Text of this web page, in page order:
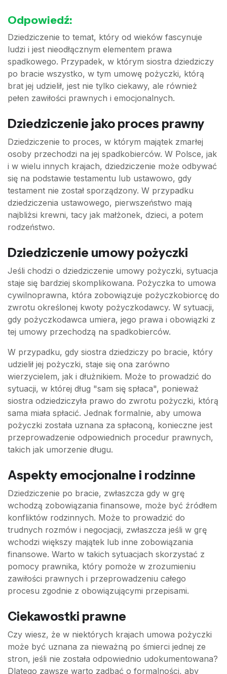
Odpowiedź:
Dziedziczenie to temat, który od wieków fascynuje
ludzi i jest nieodłącznym elementem prawa
spadkowego. Przypadek, w którym siostra dziedziczy
po bracie wszystko, w tym umowę pożyczki, którą
brat jej udzielił, jest nie tylko ciekawy, ale również
pełen zawiłości prawnych i emocjonalnych.
Dziedziczenie jako proces prawny
Dziedziczenie to proces, w którym majątek zmarłej
osoby przechodzi na jej spadkobierców. W Polsce, jak
i w wielu innych krajach, dziedziczenie może odbywać
się na podstawie testamentu lub ustawowo, gdy
testament nie został sporządzony. W przypadku
dziedziczenia ustawowego, pierwszeństwo mają
najbliżsi krewni, tacy jak małżonek, dzieci, a potem
rodzeństwo.
Dziedziczenie umowy pożyczki
Jeśli chodzi o dziedziczenie umowy pożyczki, sytuacja
staje się bardziej skomplikowana. Pożyczka to umowa
cywilnoprawna, która zobowiązuje pożyczkobiorcę do
zwrotu określonej kwoty pożyczkodawcy. W sytuacji,
gdy pożyczkodawca umiera, jego prawa i obowiązki z
tej umowy przechodzą na spadkobierców.
W przypadku, gdy siostra dziedziczy po bracie, który
udzielił jej pożyczki, staje się ona zarówno
wierzycielem, jak i dłużnikiem. Może to prowadzić do
sytuacji, w której dług "sam się spłaca", ponieważ
siostra odziedziczyła prawo do zwrotu pożyczki, którą
sama miała spłacić. Jednak formalnie, aby umowa
pożyczki została uznana za spłaconą, konieczne jest
przeprowadzenie odpowiednich procedur prawnych,
takich jak umorzenie długu.
Aspekty emocjonalne i rodzinne
Dziedziczenie po bracie, zwłaszcza gdy w grę
wchodzą zobowiązania finansowe, może być źródłem
konfliktów rodzinnych. Może to prowadzić do
trudnych rozmów i negocjacji, zwłaszcza jeśli w grę
wchodzi większy majątek lub inne zobowiązania
finansowe. Warto w takich sytuacjach skorzystać z
pomocy prawnika, który pomoże w zrozumieniu
zawiłości prawnych i przeprowadzeniu całego
procesu zgodnie z obowiązującymi przepisami.
Ciekawostki prawne
Czy wiesz, że w niektórych krajach umowa pożyczki
może być uznana za nieważną po śmierci jednej ze
stron, jeśli nie została odpowiednio udokumentowana?
Dlatego zawsze warto zadbać o formalności, aby